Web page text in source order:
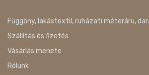
Függöny, lakástextil, ruházati méteráru,
Szállítás és fizetés
Vásárlás menete
Rólunk